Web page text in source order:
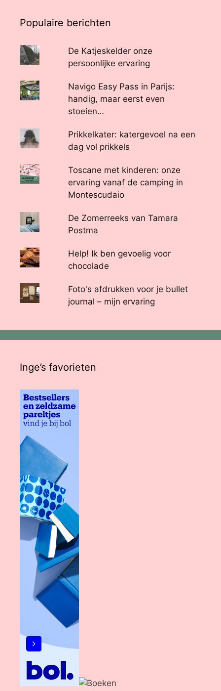
Populaire berichten
De Katjeskelder onze
persoonlijke ervaring
Navigo Easy Pass in Parijs:
handig, maar eerst even
stoeien…
Prikkelkater: katergevoel na een
dag vol prikkels
Toscane met kinderen: onze
ervaring vanaf de camping in
Montescudaio
De Zomerreeks van Tamara
Postma
Help! Ik ben gevoelig voor
chocolade
Foto's afdrukken voor je bullet
journal – mijn ervaring
Inge’s favorieten